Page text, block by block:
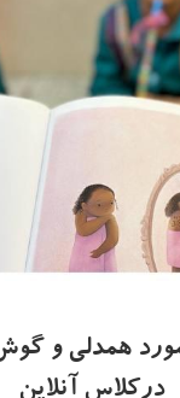
همدلی و گوش
درکلاس آنلاین